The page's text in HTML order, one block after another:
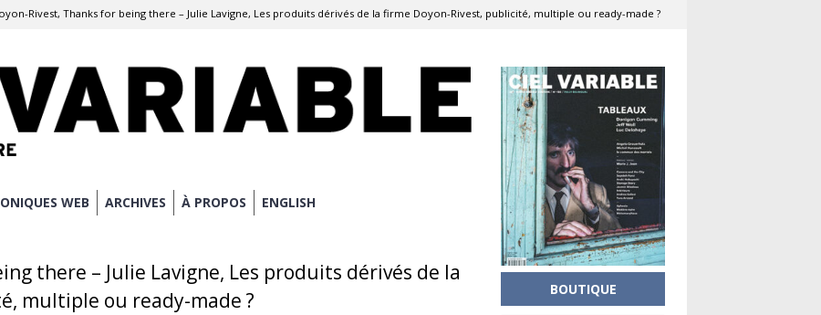
Rivest, Thanks for being there – Julie Lavigne, Les produits dérivés de la firme Doyon-Rivest, publicité, multiple ou ready-made ?
WEB ARCHIVES À PROPOS ENGLISH
there – Julie Lavigne, Les produits dérivés de la
multiple ou ready-made ?
BOUTIQUE